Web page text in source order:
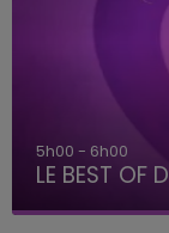
6h00 - 10h00
La Famille